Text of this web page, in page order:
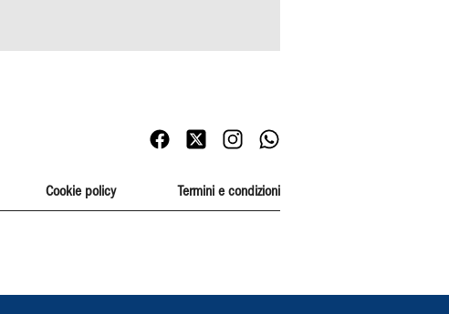
Cookie policy Termini e condizioni